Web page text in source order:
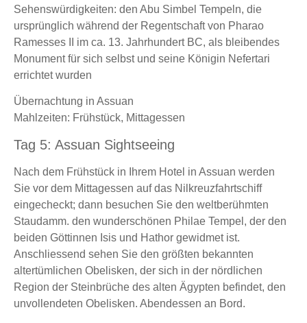
Sehenswürdigkeiten: den Abu Simbel Tempeln, die
ursprünglich während der Regentschaft von Pharao
Ramesses II im ca. 13. Jahrhundert BC, als bleibendes
Monument für sich selbst und seine Königin Nefertari
errichtet wurden
Übernachtung in Assuan
Mahlzeiten: Frühstück, Mittagessen
Tag 5: Assuan Sightseeing
Nach dem Frühstück in Ihrem Hotel in Assuan werden
Sie vor dem Mittagessen auf das Nilkreuzfahrtschiff
eingecheckt; dann besuchen Sie den weltberühmten
Staudamm. den wunderschönen Philae Tempel, der den
beiden Göttinnen Isis und Hathor gewidmet ist.
Anschliessend sehen Sie den größten bekannten
altertümlichen Obelisken, der sich in der nördlichen
Region der Steinbrüche des alten Ägypten befindet, den
unvollendeten Obelisken. Abendessen an Bord.